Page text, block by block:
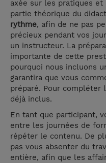
axée sur les pratiques
partie théorique du
rythme, afin de ne pas
précieux pendant vos
un instructeur. La
importante de cette
pourquoi nous incluons
garantira que vous
préparé. Pour compléter
déjà inclus.
En tant que participant,
entre les journées de
répéter le contenu. De
pas vous absenter du
entière, afin que les